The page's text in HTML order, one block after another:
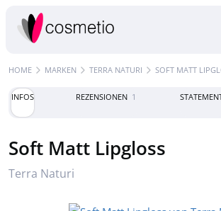
HOME MARKEN TERRA NATURI SOFT MATT
INFOS REZENSIONEN 1
Soft Matt Lipgloss
Terra Naturi